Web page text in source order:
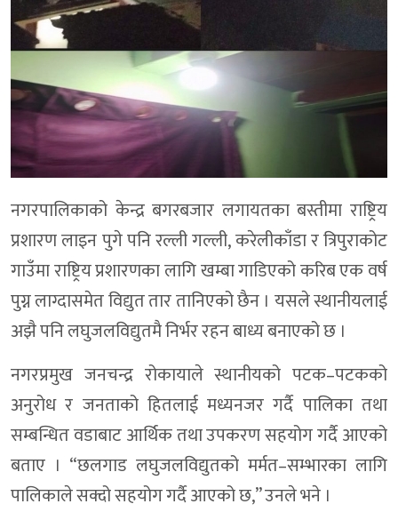
नगरपालिकाको केन्द्र बगरबजार लगायतका बस्तीमा राष्ट्रिय
प्रशारण लाइन पुगे पनि रल्ली गल्ली, करेलीकाँडा र त्रिपुराकोट
गाउँमा राष्ट्रिय प्रशारणका लागि खम्बा गाडिएको करिब एक वर्ष
पुग्न लाग्दासमेत विद्युत तार तानिएको छैन । यसले स्थानीयलाई
अझै पनि लघुजलविद्युतमै निर्भर रहन बाध्य बनाएको छ ।
नगरप्रमुख जनचन्द्र रोकायाले स्थानीयको पटक–पटकको
अनुरोध र जनताको हितलाई मध्यनजर गर्दै पालिका तथा
सम्बन्धित वडाबाट आर्थिक तथा उपकरण सहयोग गर्दै आएको
बताए । “छलगाड लघुजलविद्युतको मर्मत–सम्भारका लागि
पालिकाले सक्दो सहयोग गर्दै आएको छ,” उनले भने ।